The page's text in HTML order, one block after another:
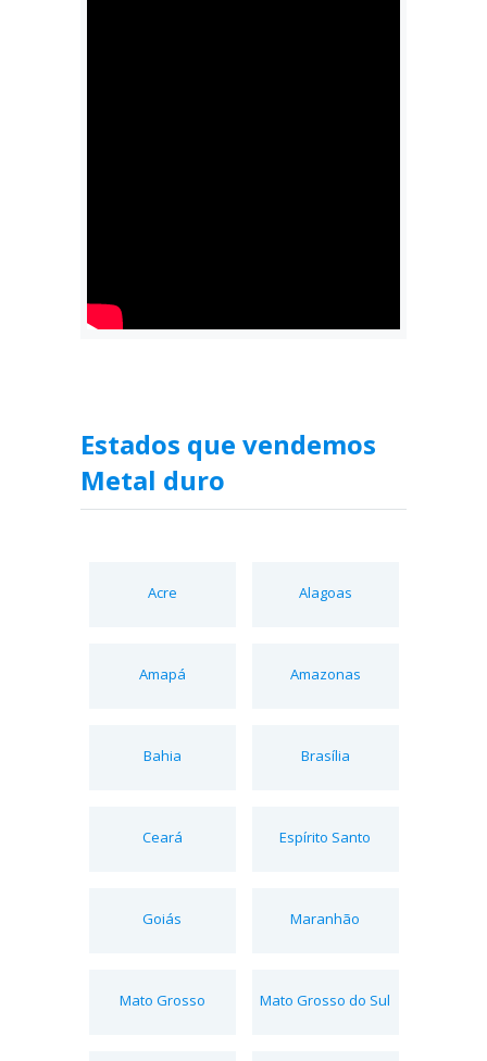
Estados que vendemos
Metal duro
Acre Alagoas
Amapá Amazonas
Bahia Brasília
Ceará Espírito Santo
Goiás Maranhão
Mato Grosso Mato Grosso do Sul